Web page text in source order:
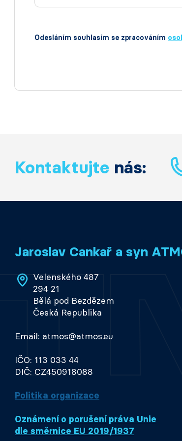
Odesláním souhlasím se zpracováním
Kontaktujte nás:
Jaroslav Cankař a syn
Velenského 487
294 21
Bělá pod Bezdězem
Česká Republika
Email: atmos@atmos.eu
IČO: 113 033 44
DIČ: CZ450918088
Politika organizace
Oznámení o porušení práva Unie
dle směrnice EU 2019/1937